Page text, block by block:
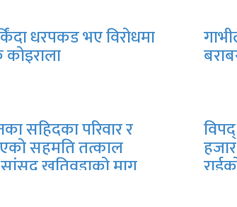
धरपकड भए विरोधमा
कोइराला
सहिदका परिवार र
सहमति तत्काल
सांसद खतिवडाको माग